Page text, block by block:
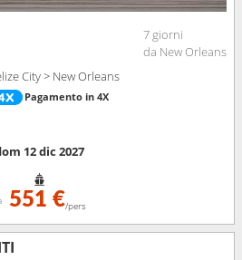
7 giorni
da New Orleans
City > New Orleans
Pagamento in 4X
12 dic 2027
551 €/pers